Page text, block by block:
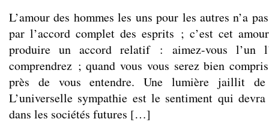
L’amour des hommes les uns pour les autres n’a
par l’accord complet des esprits ; c’est cet
produire un accord relatif : aimez-vous l’un
comprendrez ; quand vous vous serez bien
près de vous entendre. Une lumière jaillit de
L’universelle sympathie est le sentiment qui
dans les sociétés futures […]